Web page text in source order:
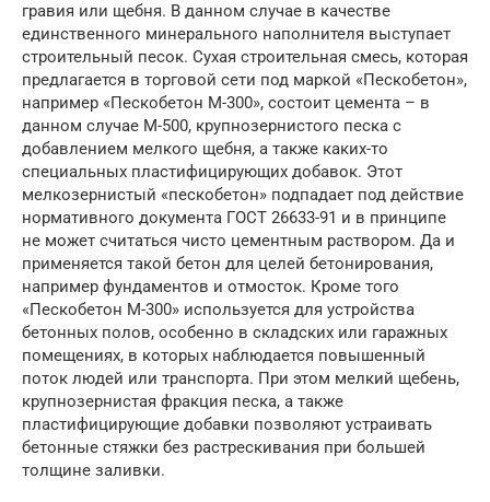
гравия или щебня. В данном случае в качестве
единственного минерального наполнителя выступает
строительный песок. Сухая строительная смесь, которая
предлагается в торговой сети под маркой «Пескобетон»,
например «Пескобетон М-300», состоит цемента – в
данном случае М-500, крупнозернистого песка с
добавлением мелкого щебня, а также каких-то
специальных пластифицирующих добавок. Этот
мелкозернистый «пескобетон» подпадает под действие
нормативного документа ГОСТ 26633-91 и в принципе
не может считаться чисто цементным раствором. Да и
применяется такой бетон для целей бетонирования,
например фундаментов и отмосток. Кроме того
«Пескобетон М-300» используется для устройства
бетонных полов, особенно в складских или гаражных
помещениях, в которых наблюдается повышенный
поток людей или транспорта. При этом мелкий щебень,
крупнозернистая фракция песка, а также
пластифицирующие добавки позволяют устраивать
бетонные стяжки без растрескивания при большей
толщине заливки.